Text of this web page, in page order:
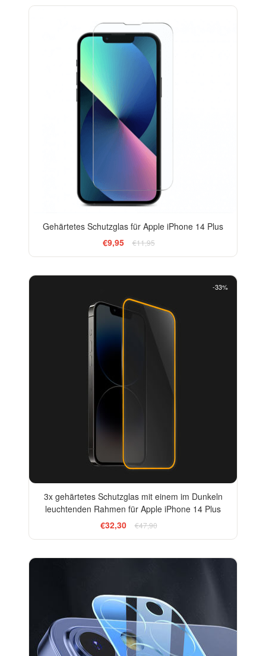
Gehärtetes Schutzglas für Apple iPhone 14 Plus
€9,95
€11,95
-33%
3x gehärtetes Schutzglas mit einem im Dunkeln
leuchtenden Rahmen für Apple iPhone 14 Plus
€32,30
€47,90